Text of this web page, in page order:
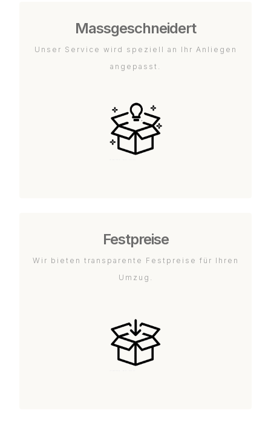
Massgeschneidert
Unser Service wird speziell an Ihr Anliegen
angepasst.
Festpreise
Wir bieten transparente Festpreise für Ihren
Umzug.